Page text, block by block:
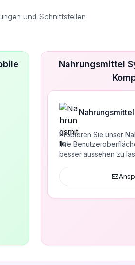
und Schnittstellen
Nahrungsmittel
Nahrungsmittel
Probieren Sie unser
Ihre
besser aussehen zu